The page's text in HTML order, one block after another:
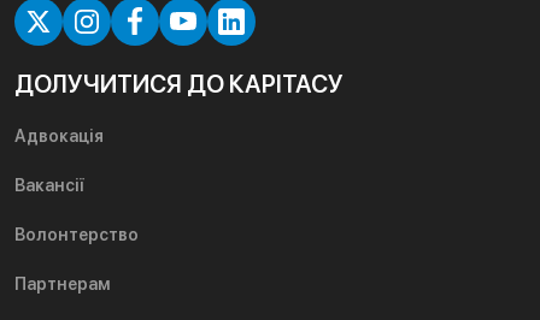
ДОЛУЧИТИСЯ ДО КАРІТАСУ
Адвокація
Вакансії
Волонтерство
Партнерам